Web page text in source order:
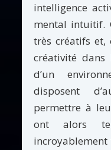
intelligence
mental intuitif.
très créatifs et,
créativité dans
d’un
disposent
permettre à
ont alors